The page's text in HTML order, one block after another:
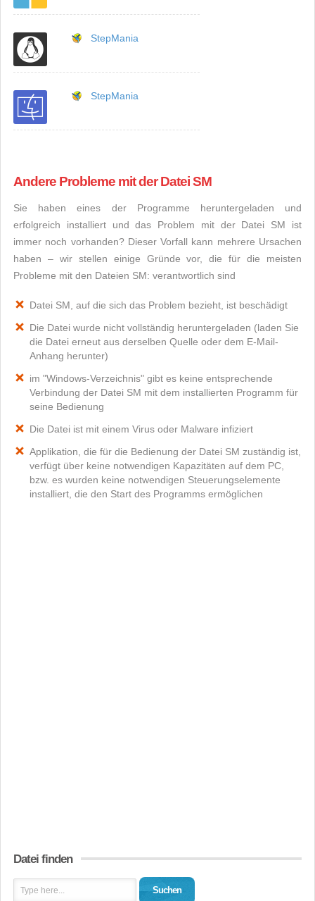
StepMania
StepMania
Andere Probleme mit der Datei SM
Sie haben eines der Programme heruntergeladen und
erfolgreich installiert und das Problem mit der Datei SM ist
immer noch vorhanden? Dieser Vorfall kann mehrere Ursachen
haben – wir stellen einige Gründe vor, die für die meisten
Probleme mit den Dateien SM: verantwortlich sind
Datei SM, auf die sich das Problem bezieht, ist beschädigt
Die Datei wurde nicht vollständig heruntergeladen (laden Sie
die Datei erneut aus derselben Quelle oder dem E-Mail-
Anhang herunter)
im "Windows-Verzeichnis" gibt es keine entsprechende
Verbindung der Datei SM mit dem installierten Programm für
seine Bedienung
Die Datei ist mit einem Virus oder Malware infiziert
Applikation, die für die Bedienung der Datei SM zuständig ist,
verfügt über keine notwendigen Kapazitäten auf dem PC,
bzw. es wurden keine notwendigen Steuerungselemente
installiert, die den Start des Programms ermöglichen
Datei finden
Suchen